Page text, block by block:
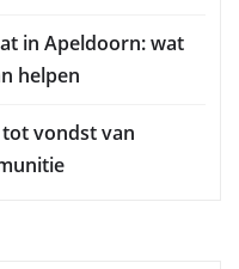
in Apeldoorn: wat
helpen
vondst van